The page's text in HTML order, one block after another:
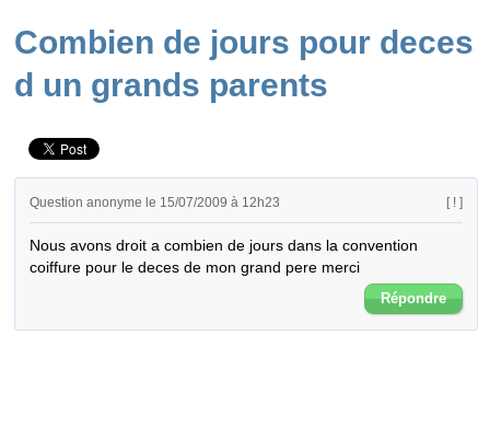
Combien de jours pour deces
d un grands parents
Question anonyme le 15/07/2009 à 12h23 [ ! ]
Nous avons droit a combien de jours dans la convention
coiffure pour le deces de mon grand pere merci
Répondre